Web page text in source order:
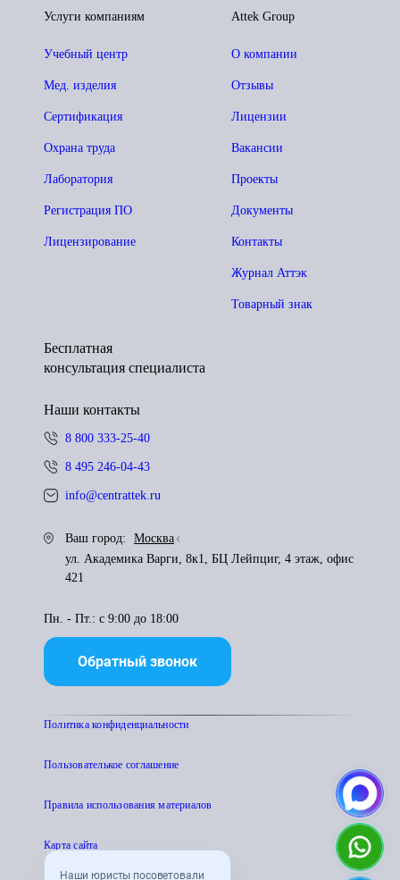
Наши юристы посоветовали
Attek Group
О компании
Отзывы
Лицензии
Вакансии
Проекты
Документы
Контакты
Журнал Аттэк
Товарный знак
Услуги компаниям
Учебный центр
Мед. изделия
Сертификация
Охрана труда
Лаборатория
Регистрация ПО
Лицензирование
Бесплатная
консультация специалиста
Наши контакты
8 800 333-25-40
8 495 246-04-43
info@centrattek.ru
Ваш город:
Москва
ул. Академика Варги, 8к1, БЦ Лейпциг, 4 этаж, офис
421
Пн. - Пт.: с 9:00 до 18:00
Обратный звонок
Политика конфиденциальности
Пользователькое соглашение
Правила использования материалов
Карта сайта